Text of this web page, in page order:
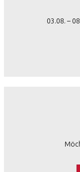
03.08. –